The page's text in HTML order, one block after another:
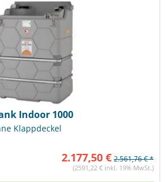
Indoor 1000
Klappdeckel
2.177,50 € 2.561,76 € *
(2591,22 € inkl. 19% MwSt.)